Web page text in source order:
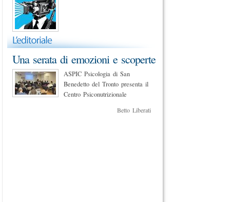
Una serata di emozioni e scoperte
ASPIC Psicologia di San
Benedetto del Tronto presenta il
Centro Psiconutrizionale
Betto Liberati